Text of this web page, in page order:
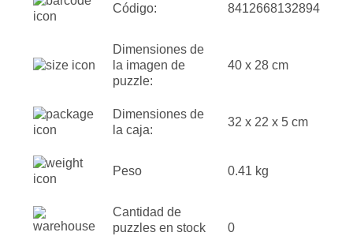
Código: 8412668132894
Dimensiones de
la imagen de
puzzle:
40 x 28 cm
Dimensiones de
la caja:
32 x 22 x 5 cm
Peso 0.41 kg
Cantidad de
puzzles en stock
0